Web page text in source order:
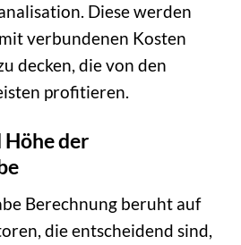
Diese werden
verbundenen Kosten
decken, die von den
profitieren.
Höhe der
Berechnung beruht auf
die entscheidend sind,